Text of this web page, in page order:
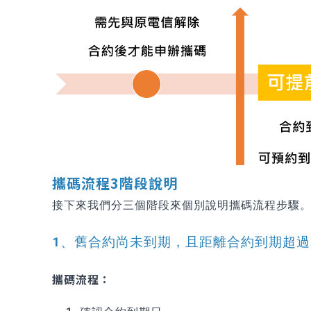
攜碼流程3階段說明
接下來我們分三個階段來個別說明攜碼流程步驟。
1、舊合約尚未到期，且距離合約到期超
攜碼流程：